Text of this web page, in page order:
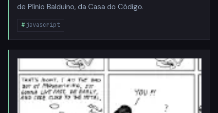
de Plínio Balduino, da Casa do Código.
javascript